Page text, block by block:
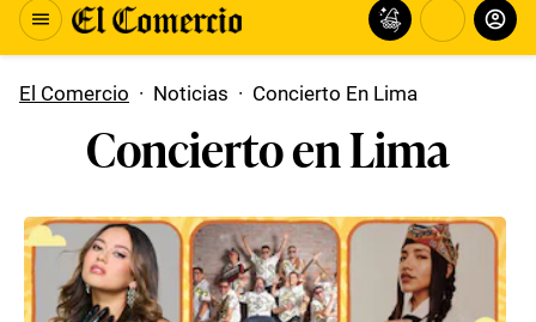
El Comercio · Noticias · Concierto En Lima
Concierto en Lima